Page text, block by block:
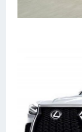
Гараж